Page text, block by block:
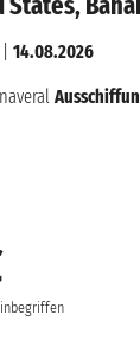
14.08.2026